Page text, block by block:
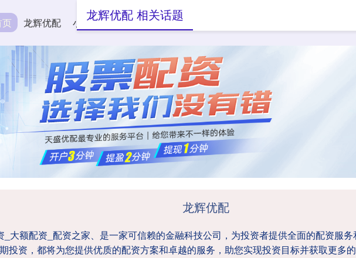
龙辉优配 小额配资 大额配资 配资之家
龙辉优配
_大额配资_配资之家、是一家可信赖的金融科技公司，为投资者提供全面的配资服
投资，都将为您提供优质的配资方案和卓越的服务，助您实现投资目标并获取更多的
龙辉优配 相关话题